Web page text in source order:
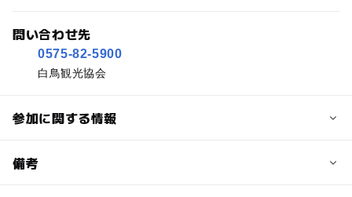
問い合わせ先
0575-82-5900
白鳥観光協会
参加に関する情報
予約/応募
備考